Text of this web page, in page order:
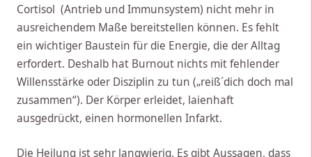
Cortisol (Antrieb und Immunsystem) nicht mehr in
ausreichendem Maße bereitstellen können. Es fehlt
ein wichtiger Baustein für die Energie, die der Alltag
erfordert. Deshalb hat Burnout nichts mit fehlender
Willensstärke oder Disziplin zu tun („reiß´dich doch mal
zusammen“). Der Körper erleidet, laienhaft
ausgedrückt, einen hormonellen Infarkt.
Die Heilung ist sehr langwierig. Es gibt Aussagen, dass